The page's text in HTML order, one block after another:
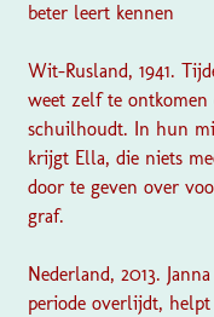
beter leert kennen
Wit-Rusland, 1941.
weet zelf te
schuilhoudt. In hun
krijgt Ella, die niets
door te geven over
graf.
Nederland, 2013.
periode overlijdt,